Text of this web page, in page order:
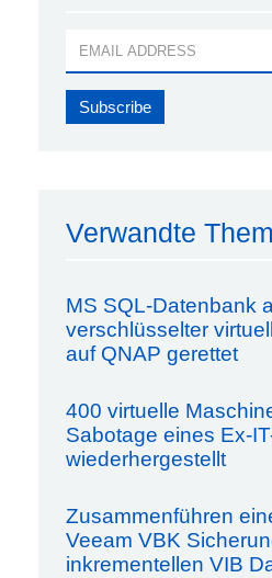
Verwandte
MS SQL-Datenbank
verschlüsselter
auf QNAP gerettet
400 virtuelle
Sabotage eines Ex-
wiederhergestellt
Zusammenführen
Veeam VBK
inkrementellen VIB